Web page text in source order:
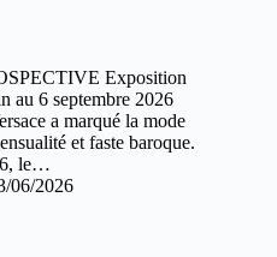
Exposition
au 6 septembre 2026
a marqué la mode
et faste baroque.
le…
06/2026